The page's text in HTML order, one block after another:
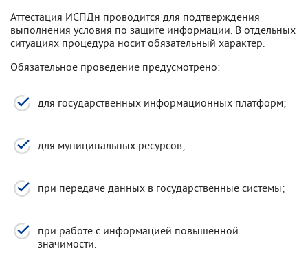
Аттестация ИСПДн проводится для подтверждения
выполнения условия по защите информации. В отдельных
ситуациях процедура носит обязательный характер.
Обязательное проведение предусмотрено:
для государственных информационных платформ;
для муниципальных ресурсов;
при передаче данных в государственные системы;
при работе с информацией повышенной
значимости.